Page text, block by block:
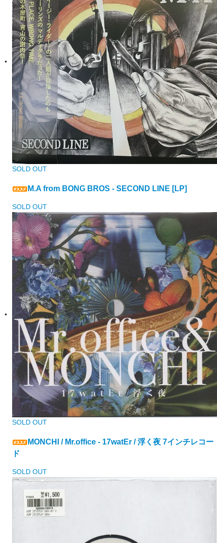
SOLD OUT
M.A from BONG BROS - SECOND LINE [LP]
SOLD OUT
SOLD OUT
MONCHI / Mr.office - 17watEr / 浮く夜 7インチレコー
ド
SOLD OUT